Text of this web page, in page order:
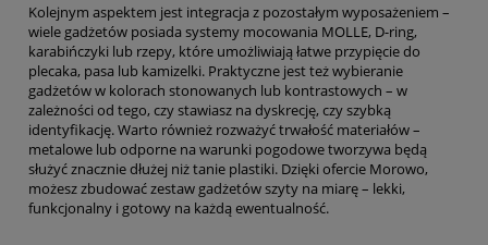
Kolejnym aspektem jest integracja z pozostałym wyposażeniem –
wiele gadżetów posiada systemy mocowania MOLLE, D-ring,
karabińczyki lub rzepy, które umożliwiają łatwe przypięcie do
plecaka, pasa lub kamizelki. Praktyczne jest też wybieranie
gadżetów w kolorach stonowanych lub kontrastowych – w
zależności od tego, czy stawiasz na dyskrecję, czy szybką
identyfikację. Warto również rozważyć trwałość materiałów –
metalowe lub odporne na warunki pogodowe tworzywa będą
służyć znacznie dłużej niż tanie plastiki. Dzięki ofercie Morowo,
możesz zbudować zestaw gadżetów szyty na miarę – lekki,
funkcjonalny i gotowy na każdą ewentualność.